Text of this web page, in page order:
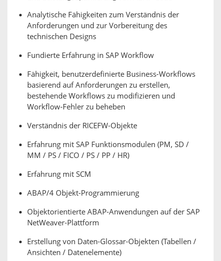
Analytische Fähigkeiten zum Verständnis der
Anforderungen und zur Vorbereitung des
technischen Designs
Fundierte Erfahrung in SAP Workflow
Fähigkeit, benutzerdefinierte Business-Workflows
basierend auf Anforderungen zu erstellen,
bestehende Workflows zu modifizieren und
Workflow-Fehler zu beheben
Verständnis der RICEFW-Objekte
Erfahrung mit SAP Funktionsmodulen (PM, SD /
MM / PS / FICO / PS / PP / HR)
Erfahrung mit SCM
ABAP/4 Objekt-Programmierung
Objektorientierte ABAP-Anwendungen auf der SAP
NetWeaver-Plattform
Erstellung von Daten-Glossar-Objekten (Tabellen /
Ansichten / Datenelemente)